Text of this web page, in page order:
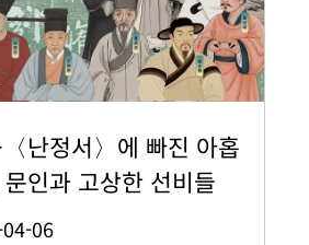
난정서〉에 빠진 아홉
인과 고상한 선비들
06